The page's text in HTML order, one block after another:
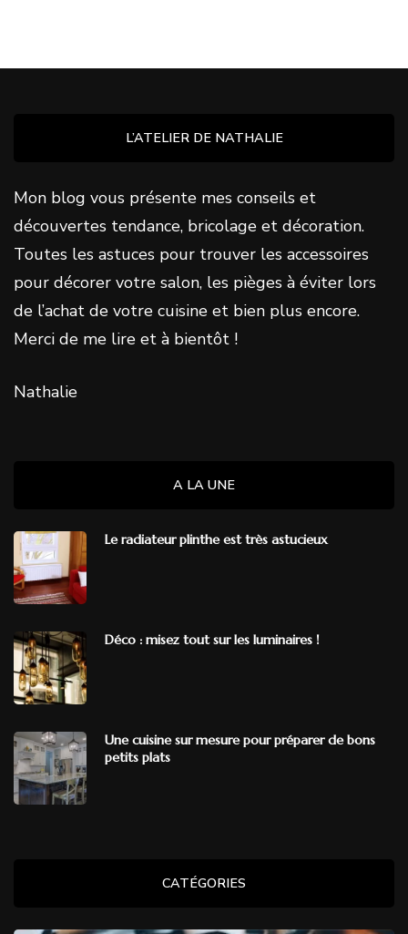
L’ATELIER DE NATHALIE
Mon blog vous présente mes conseils et
découvertes tendance, bricolage et décoration.
Toutes les astuces pour trouver les accessoires
pour décorer votre salon, les pièges à éviter lors
de l’achat de votre cuisine et bien plus encore.
Merci de me lire et à bientôt !
Nathalie
A LA UNE
Le radiateur plinthe est très astucieux
Déco : misez tout sur les luminaires !
Une cuisine sur mesure pour préparer de bons
petits plats
CATÉGORIES